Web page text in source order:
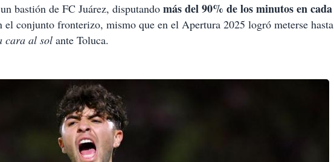
bastión de FC Juárez, disputando más del 90% de los minutos en cada
el conjunto fronterizo, mismo que en el Apertura 2025 logró meterse hasta
cara al sol ante Toluca.